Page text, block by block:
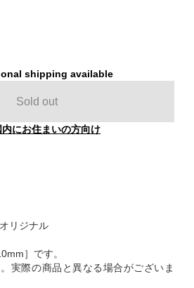
shipping available
Sold out
内にお住まいの方向け
リジナル
］です。
実際の商品と異なる場合がございま